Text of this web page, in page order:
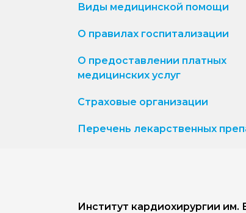
Виды медицинской помощи
О правилах госпитализации
О предоставлении платных
медицинских услуг
Страховые организации
Перечень лекарственных
Институт кардиохирургии им.